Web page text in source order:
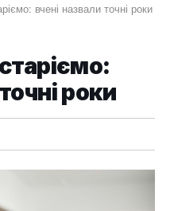
вчені назвали точні роки
роки